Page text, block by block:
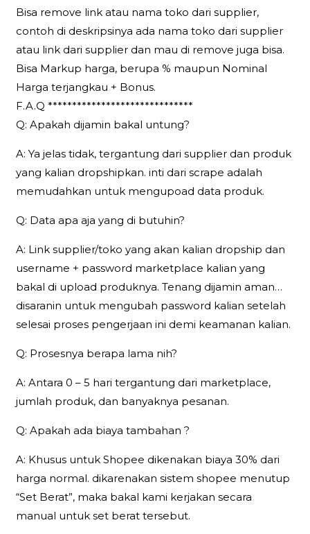
Bisa remove link atau nama toko dari supplier,
contoh di deskripsinya ada nama toko dari supplier
atau link dari supplier dan mau di remove juga bisa.
Bisa Markup harga, berupa % maupun Nominal
Harga terjangkau + Bonus.
F.A.Q ******************************
Q: Apakah dijamin bakal untung?
A: Ya jelas tidak, tergantung dari supplier dan produk
yang kalian dropshipkan. inti dari scrape adalah
memudahkan untuk mengupoad data produk.
Q: Data apa aja yang di butuhin?
A: Link supplier/toko yang akan kalian dropship dan
username + password marketplace kalian yang
bakal di upload produknya. Tenang dijamin aman…
disaranin untuk mengubah password kalian setelah
selesai proses pengerjaan ini demi keamanan kalian.
Q: Prosesnya berapa lama nih?
A: Antara 0 – 5 hari tergantung dari marketplace,
jumlah produk, dan banyaknya pesanan.
Q: Apakah ada biaya tambahan ?
A: Khusus untuk Shopee dikenakan biaya 30% dari
harga normal. dikarenakan sistem shopee menutup
“Set Berat”, maka bakal kami kerjakan secara
manual untuk set berat tersebut.